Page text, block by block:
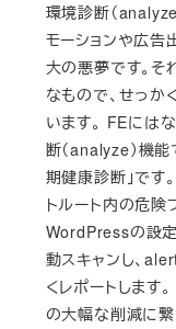
環境診断（
モーションや広告
大の悪夢です。
なもので、せっか
います。 FEには
断（analyze）機能
期健康診断」です
トルート内の危険
WordPressの設
動スキャンし、
くレポートします
の大幅な削減に繋